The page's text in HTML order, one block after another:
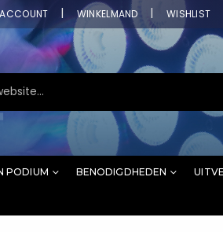
ACCOUNT WINKELMAND WISHLIST
PODIUM BENODIGDHEDEN